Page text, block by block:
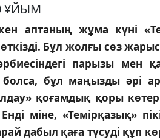
ҰЙЫМ
аптаның жұма күнi
Бұл жолғы сөз
парызы мен
бұл маңызды әрi
қоғамдық қоры
мiне, «Темiрқазық»
дабыл қаға түсудi құп